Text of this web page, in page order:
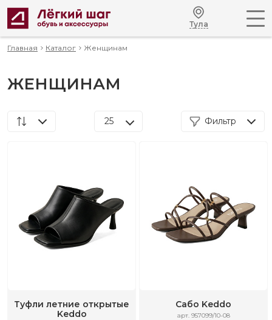
Тула
Главная Каталог Женщинам
ЖЕНЩИНАМ
25 Фильтр
Туфли летние открытые
Keddo
Сабо Keddo
арт. 957099/10-08